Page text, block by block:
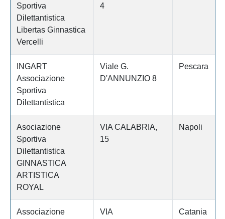
Sportiva
Dilettantistica
Libertas Ginnastica
Vercelli
4
INGART
Associazione
Sportiva
Dilettantistica
Viale G.
D'ANNUNZIO 8
Pescara
Asociazione
Sportiva
Dilettantistica
GINNASTICA
ARTISTICA
ROYAL
VIA CALABRIA,
15
Napoli
Associazione
VIA
Catania